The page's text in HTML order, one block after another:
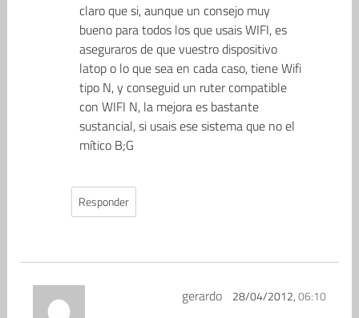
claro que si, aunque un consejo muy
bueno para todos los que usais WIFI, es
aseguraros de que vuestro dispositivo
latop o lo que sea en cada caso, tiene Wifi
tipo N, y conseguid un ruter compatible
con WIFI N, la mejora es bastante
sustancial, si usais ese sistema que no el
mítico B;G
Responder
gerardo 28/04/2012,06:10